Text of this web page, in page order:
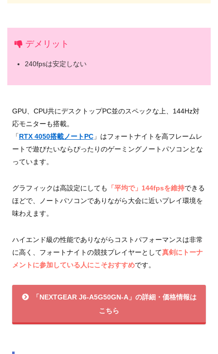
デメリット
240fpsは安定しない
GPU、CPU共にデスクトップPC並のスペックな上、144Hz対
応モニターも搭載。
「RTX 4050搭載ノートPC」はフォートナイトを高フレームレ
ートで遊びたいならぴったりのゲーミングノートパソコンとな
っています。
グラフィックは高設定にしても 「平均で」144fpsを維持できる
ほどで、ノートパソコンでありながら大会に近いプレイ環境を
味わえます。
ハイエンド級の性能でありながらコストパフォーマンスは非常
に高く、フォートナイトの競技プレイヤーとして真剣にトーナ
メントに参加している人にこそおすすめです。
「NEXTGEAR J6-A5G50GN-A」の詳細・価格情報は
こちら